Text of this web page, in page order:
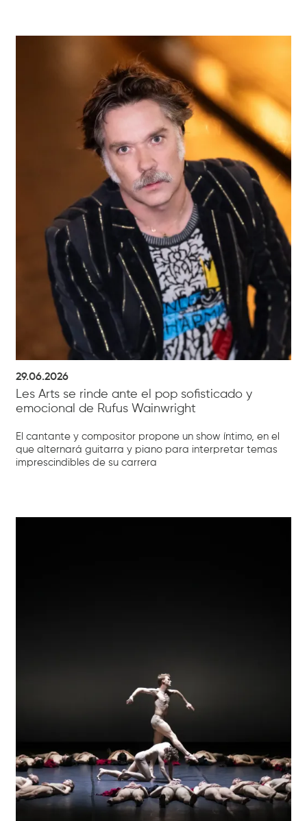
29.06.2026
Les Arts se rinde ante el pop sofisticado y
emocional de Rufus Wainwright
El cantante y compositor propone un show íntimo, en el
que alternará guitarra y piano para interpretar temas
imprescindibles de su carrera